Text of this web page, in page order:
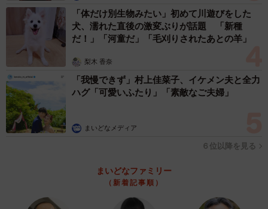
「体だけ別生物みたい」初めて川遊びをした
犬、濡れた直後の激変ぶりが話題 「新種
だ！」「河童だ」「毛刈りされたあとの羊」
梨木 香奈
「我慢できず」村上佳菜子、イケメン夫と全力
ハグ「可愛いふたり」「素敵なご夫婦」
まいどなメディア
６位以降を見る
まいどなファミリー
（新着記事順）